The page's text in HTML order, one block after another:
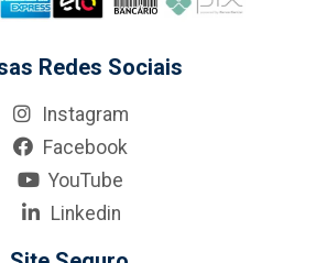
Redes Sociais
Instagram
Facebook
YouTube
Linkedin